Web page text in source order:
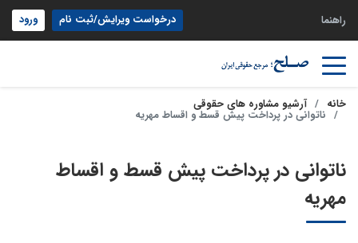
راهنما درخواست ویرایش/ثبت نام ورود
خانه آرشیو مشاوره های حقوقی
ناتوانی در پرداخت پیش قسط و اقساط مهریه
ناتوانی در پرداخت پیش قسط و اقساط
مهریه